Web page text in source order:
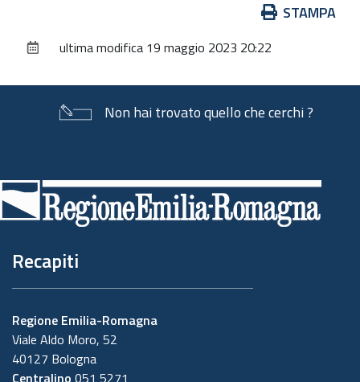
documento
STAMPA
ultima modifica 19 maggio 2023 20:22
Non hai trovato quello che cerchi ?
di
pagina
Recapiti
Regione Emilia-Romagna
Viale Aldo Moro, 52
40127 Bologna
Centralino 051 5271